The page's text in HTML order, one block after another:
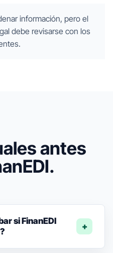
información, pero el
debe revisarse con los
antes
si FinanEDI